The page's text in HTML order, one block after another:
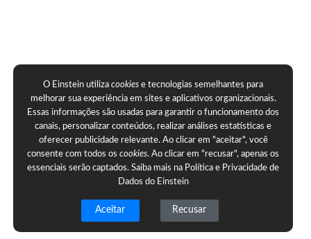
O Einstein utilizacookies e tecnologias semelhantes para
melhorar sua experiência em sites e aplicativos organizacionais.
Essas informações são usadas para garantir o funcionamento dos
canais, personalizar conteúdos, realizar análises estatísticas e
oferecer publicidade relevante. Ao clicar em "aceitar", você
consente com todos oscookies. Ao clicar em "recusar", apenas os
essenciais serão captados. Saiba mais na Política e Privacidade de
Dados do Einstein
Aceitar Recusar